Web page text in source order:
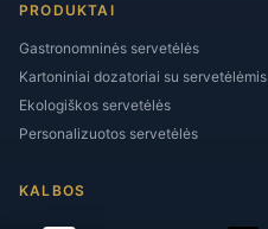
PRODUKTAI
Gastronomninės servetėlės
Kartoniniai dozatoriai su servetėlėmis
Ekologiškos servetėlės
Personalizuotos servetėlės
KALBOS